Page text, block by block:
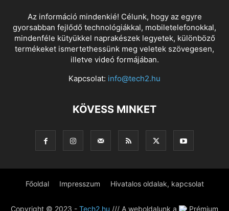
Az információ mindenkié! Célunk, hogy az egyre
gyorsabban fejlődő technológiákkal, mobiletelefonokkal,
mindenféle kütyükkel naprakészek legyetek, különböző
termékeket ismertethessünk meg veletek szövegesen,
illetve videó formájában.
Kapcsolat: info@tech2.hu
KÖVESS MINKET
Főoldal Impresszum Hivatalos oldalak, kapcsolat
Copyright © 2023 - Tech2.hu /// A weboldalunk a Prémium